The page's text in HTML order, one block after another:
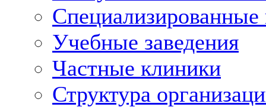
Учебные заведения
Частные клиники
Структура